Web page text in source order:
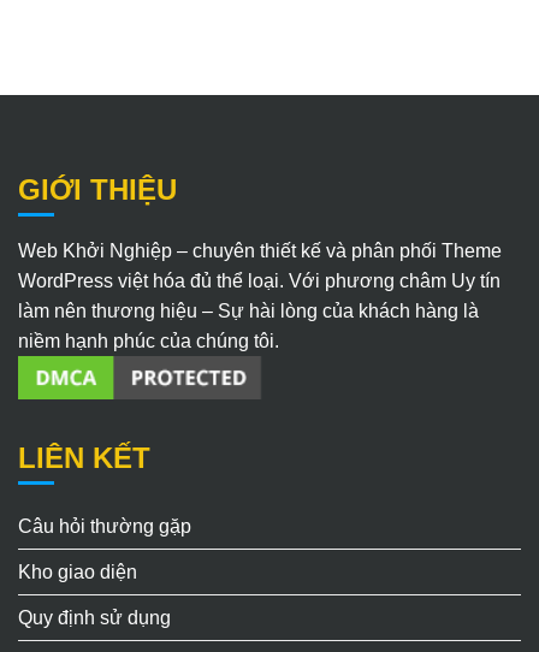
GIỚI THIỆU
Web Khởi Nghiệp – chuyên thiết kế và phân phối Theme
WordPress việt hóa đủ thể loại. Với phương châm Uy tín
làm nên thương hiệu – Sự hài lòng của khách hàng là
niềm hạnh phúc của chúng tôi.
LIÊN KẾT
Câu hỏi thường gặp
Kho giao diện
Quy định sử dụng